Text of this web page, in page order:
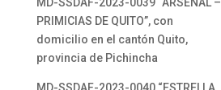
PRIMICIAS DE QUITO”, con
domicilio en el cantón Quito,
provincia de Pichincha